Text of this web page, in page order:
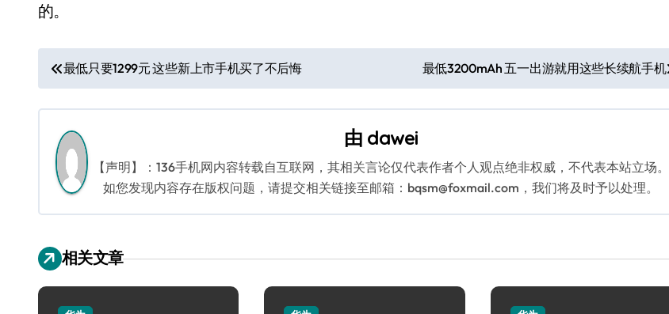
的。
文
章
导
航
最低只要1299元 这些新上市手机买了不后悔 最低3200mAh 五一出游就用这些长续航手机
由 dawei
【声明】：136手机网内容转载自互联网，其相关言论仅代表作者个人观点绝非权威，不代表本站立场。
如您发现内容存在版权问题，请提交相关链接至邮箱：bqsm@foxmail.com，我们将及时予以处理。
相关文章